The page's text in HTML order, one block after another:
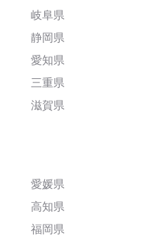
岐阜県
静岡県
愛知県
三重県
滋賀県
愛媛県
高知県
福岡県